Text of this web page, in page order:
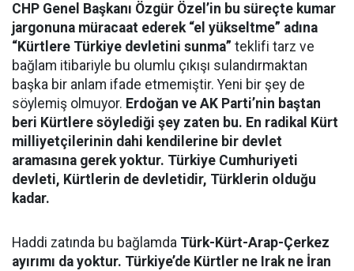
CHP Genel Başkanı Özgür Özel’in bu süreçte kumar
jargonuna müracaat ederek “el yükseltme” adına
“Kürtlere Türkiye devletini sunma” teklifi tarz ve
bağlam itibariyle bu olumlu çıkışı sulandırmaktan
başka bir anlam ifade etmemiştir. Yeni bir şey de
söylemiş olmuyor. Erdoğan ve AK Parti’nin baştan
beri Kürtlere söylediği şey zaten bu. En radikal Kürt
milliyetçilerinin dahi kendilerine bir devlet
aramasına gerek yoktur. Türkiye Cumhuriyeti
devleti, Kürtlerin de devletidir, Türklerin olduğu
kadar.
Haddi zatında bu bağlamda Türk-Kürt-Arap-Çerkez
ayırımı da yoktur. Türkiye’de Kürtler ne Irak ne İran